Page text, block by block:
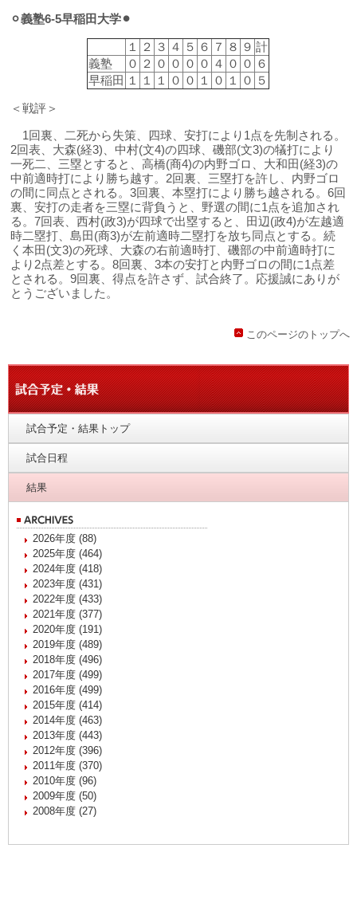
⚪︎義塾6-5早稲田大学⚫︎
１ ２ ３ ４ ５ ６ ７ ８ ９ 計
義塾
０ ２ ０ ０ ０ ０ ４ ０ ０ ６
早稲田 １ １ １ ０ ０ １ ０ １ ０ ５
＜戦評＞
1回裏、二死から失策、四球、安打により1点を先制される。
2回表、大森(経3)、中村(文4)の四球、磯部(文3)の犠打により
一死二、三塁とすると、高橋(商4)の内野ゴロ、大和田(経3)の
中前適時打により勝ち越す。2回裏、三塁打を許し、内野ゴロ
の間に同点とされる。3回裏、本塁打により勝ち越される。6回
裏、安打の走者を三塁に背負うと、野選の間に1点を追加され
る。7回表、西村(政3)が四球で出塁すると、田辺(政4)が左越適
時二塁打、島田(商3)が左前適時二塁打を放ち同点とする。続
く本田(文3)の死球、大森の右前適時打、磯部の中前適時打に
より2点差とする。8回裏、3本の安打と内野ゴロの間に1点差
とされる。9回裏、得点を許さず、試合終了。応援誠にありが
とうございました。
このページのトップへ
試合予定・結果トップ
試合日程
結果
2026年度 (88)
2025年度 (464)
2024年度 (418)
2023年度 (431)
2022年度 (433)
2021年度 (377)
2020年度 (191)
2019年度 (489)
2018年度 (496)
2017年度 (499)
2016年度 (499)
2015年度 (414)
2014年度 (463)
2013年度 (443)
2012年度 (396)
2011年度 (370)
2010年度 (96)
2009年度 (50)
2008年度 (27)